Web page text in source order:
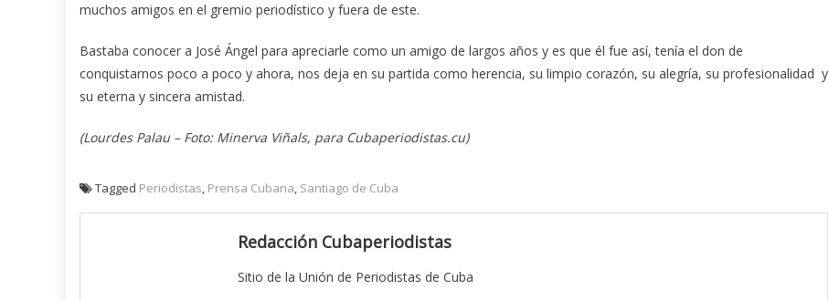
muchos amigos en el gremio periodístico y fuera de este.
Bastaba conocer a José Ángel para apreciarle como un amigo de largos años y es que él fue así, tenía el don de
conquistarnos poco a poco y ahora, nos deja en su partida como herencia, su limpio corazón, su alegría, su profesionalidad y
su eterna y sincera amistad.
(Lourdes Palau – Foto: Minerva Viñals, para Cubaperiodistas.cu)
Tagged Periodistas, Prensa Cubana, Santiago de Cuba
Redacción Cubaperiodistas
Sitio de la Unión de Periodistas de Cuba